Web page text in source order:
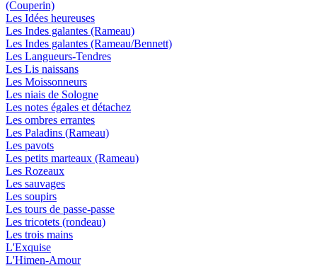
(Couperin)
Les Idées heureuses
Les Indes galantes (Rameau)
Les Indes galantes (Rameau/Bennett)
Les Langueurs-Tendres
Les Lis naissans
Les Moissonneurs
Les niais de Sologne
Les notes égales et détachez
Les ombres errantes
Les Paladins (Rameau)
Les pavots
Les petits marteaux (Rameau)
Les Rozeaux
Les sauvages
Les soupirs
Les tours de passe-passe
Les tricotets (rondeau)
Les trois mains
L'Exquise
L'Himen-Amour